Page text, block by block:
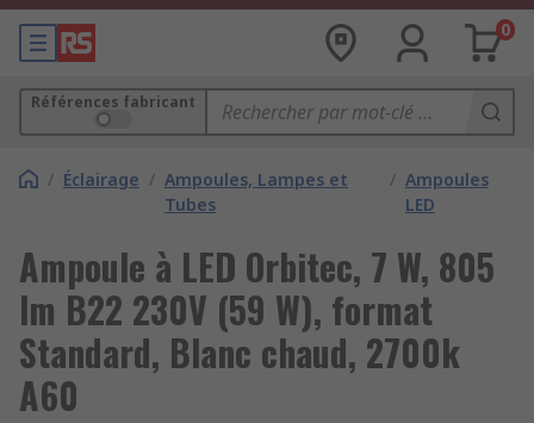
0
Références fabricant
/ Éclairage / Ampoules, Lampes et
Tubes
/ Ampoules
LED
Ampoule à LED Orbitec, 7 W, 805
lm B22 230V (59 W), format
Standard, Blanc chaud, 2700k
A60